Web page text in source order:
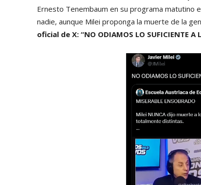
Ernesto Tenembaum en su programa matutino
nadie, aunque Milei proponga la muerte de la
oficial de X: “NO ODIAMOS LO SUFICIENTE A